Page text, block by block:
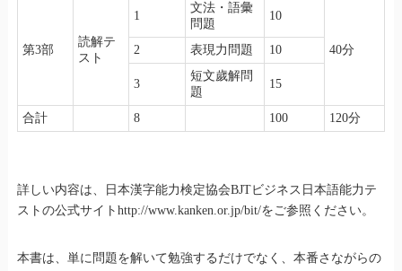
第3部
読解テ
スト
1
文法・語彙
問題
10
40分
2 表現力問題 10
3
短文歲解問
題
15
合計 8 100 120分
詳しい内容は、日本漢字能力検定協会BJTビジネス日本語能力テ
ストの公式サイトhttp://www.kanken.or.jp/bit/をご参照ください。
本書は、単に問題を解いて勉強するだけでなく、本番さながらの